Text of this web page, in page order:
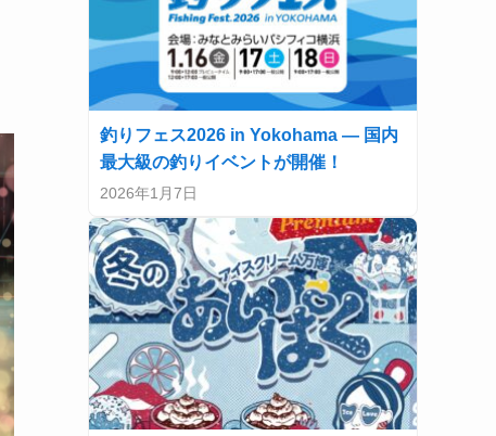
釣りフェス2026 in Yokohama — 国内
最大級の釣りイベントが開催！
2026年1月7日